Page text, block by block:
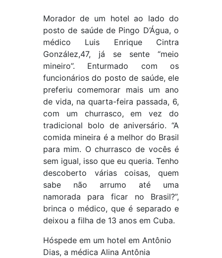
Morador de um hotel ao lado do
posto de saúde de Pingo D’Água, o
médico Luis Enrique Cintra
González,47, já se sente “meio
mineiro”. Enturmado com os
funcionários do posto de saúde, ele
preferiu comemorar mais um ano
de vida, na quarta-feira passada, 6,
com um churrasco, em vez do
tradicional bolo de aniversário. “A
comida mineira é a melhor do Brasil
para mim. O churrasco de vocês é
sem igual, isso que eu queria. Tenho
descoberto várias coisas, quem
sabe não arrumo até uma
namorada para ficar no Brasil?”,
brinca o médico, que é separado e
deixou a filha de 13 anos em Cuba.
Hóspede em um hotel em Antônio
Dias, a médica Alina Antônia